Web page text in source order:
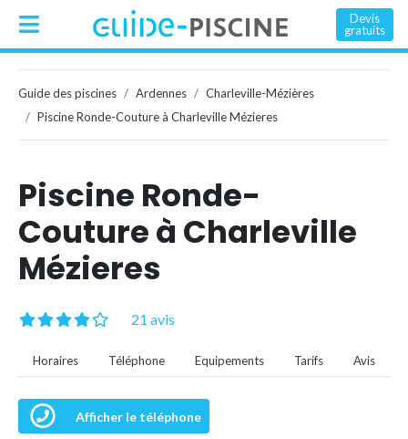
Devis
gratuits
Guide des piscines Ardennes
Charleville-Mézières
Piscine Ronde-Couture à Charleville Mézieres
Piscine Ronde-
Couture à Charleville
Mézieres
21 avis
Horaires Téléphone Equipements Tarifs Avis
Afficher le téléphone